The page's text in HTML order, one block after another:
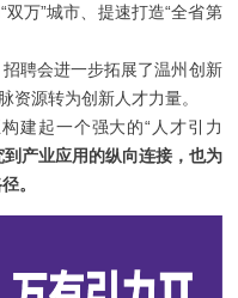
双万”城市、提速打造“全省第
聘会进一步拓展了温州创新
资源转为创新人才力量。
建起一个强大的“人才引力
产业应用的纵向连接，也为
。